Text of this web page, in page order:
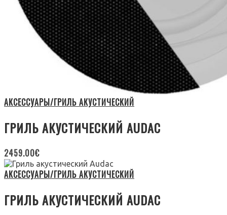
АКСЕССУАРЫ/ГРИЛЬ АКУСТИЧЕСКИЙ
ГРИЛЬ АКУСТИЧЕСКИЙ AUDAC
2459.00€
АКСЕССУАРЫ/ГРИЛЬ АКУСТИЧЕСКИЙ
ГРИЛЬ АКУСТИЧЕСКИЙ AUDAC